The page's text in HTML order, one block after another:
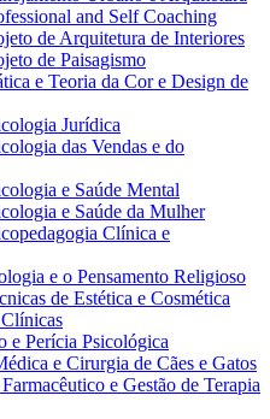
and Self Coaching
de Arquitetura de Interiores
de Paisagismo
e Teoria da Cor e Design de
Jurídica
das Vendas e do
e Saúde Mental
e Saúde da Mulher
Clínica e
e o Pensamento Religioso
de Estética e Cosmética
e Perícia Psicológica
e Cirurgia de Cães e Gatos
e Gestão de Terapia